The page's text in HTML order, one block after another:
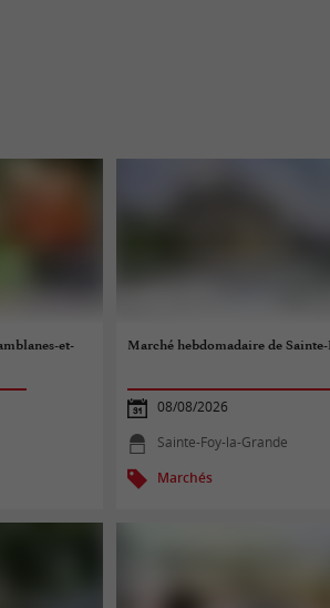
et-
Marché hebdomadaire de
08/08/2026
Sainte-Foy-la-Grande
Marchés